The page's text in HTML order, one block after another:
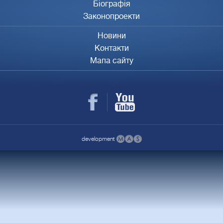
Біографія
Законопроекти
Новини
Контакти
Мапа сайту
development